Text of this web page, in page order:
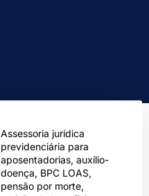
Assessoria jurídica
previdenciária para
aposentadorias, auxílio-
doença, BPC LOAS,
pensão por morte,